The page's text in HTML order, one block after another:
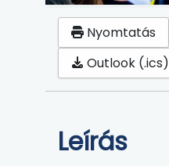
Nyomtatás
Outlook (.ics)
Leírás